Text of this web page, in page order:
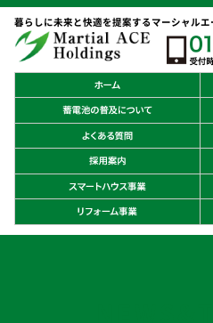
暮らしに未来と快適を提案するマーシャルエ